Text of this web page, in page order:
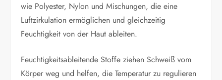
wie Polyester, Nylon und Mischungen, die eine
Luftzirkulation ermöglichen und gleichzeitig
Feuchtigkeit von der Haut ableiten.
Feuchtigkeitsableitende Stoffe ziehen Schweiß vom
Körper weg und helfen, die Temperatur zu regulieren